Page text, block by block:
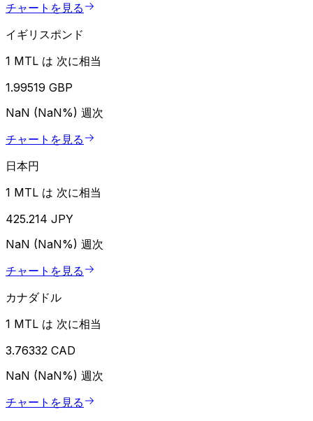
チャートを見る
イギリスポンド
1 MTL は 次に相当
1.99519 GBP
NaN (NaN%) 週次
チャートを見る
日本円
1 MTL は 次に相当
425.214 JPY
NaN (NaN%) 週次
チャートを見る
カナダドル
1 MTL は 次に相当
3.76332 CAD
NaN (NaN%) 週次
チャートを見る